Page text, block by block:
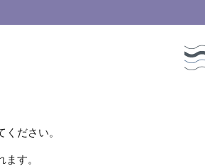
ださい。
す。